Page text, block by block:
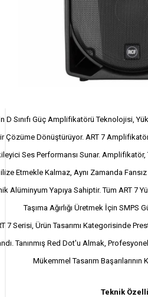
D Sınıfı Güç Amplifikatörü Teknolojisi,
Çözüme Dönüştürüyor. ART 7
Ses Performansı Sunar. Amplifikatör,
Etmekle Kalmaz, Aynı Zamanda Fansız
Alüminyum Yapıya Sahiptir. Tüm ART 7
Taşıma Ağırlığı Üretmek İçin SMPS
7 Serisi, Ürün Tasarımı Kategorisinde
Tanınmış Red Dot'u Almak,
Mükemmel Tasarım Başarılarının
Teknik